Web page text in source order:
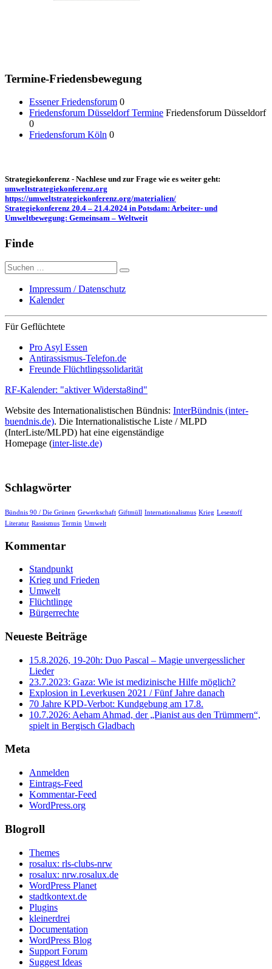
Termine-Friedensbewegung
Essener Friedensforum 0
Friedensforum Düsseldorf Termine Friedensforum Düsseldorf
0
Friedensforum Köln 0
Strategiekonferenz - Nachlese und zur Frage wie es weiter geht:
umweltstrategiekonferenz.org
https://umweltstrategiekonferenz.org/materialien/
Strategiekonferenz 20.4 – 21.4.2024 in Potsdam: Arbeiter- und
Umweltbewegung: Gemeinsam – Weltweit
Finde
Suche
nach:
Impressum / Datenschutz
Kalender
Für Geflüchtete
Pro Asyl Essen
Antirassismus-Telefon.de
Freunde Flüchtlingssolidarität
RF-Kalender: "aktiver Widersta8ind"
Website des Internationalistischen Bündnis: InterBündnis (inter-
buendnis.de). Die Internationalistische Liste / MLPD
(InterListe/MLPD) hat eine eigenständige
Homepage (inter-liste.de)
Schlagwörter
Bündnis 90 / Die Grünen Gewerkschaft Giftmüll Internationalismus Krieg Lesestoff
Literatur Rassismus Termin Umwelt
Kommentar
Standpunkt
Krieg und Frieden
Umwelt
Flüchtlinge
Bürgerrechte
Neueste Beiträge
15.8.2026, 19-20h: Duo Pascal – Magie unvergesslicher
Lieder
23.7.2023: Gaza: Wie ist medizinische Hilfe möglich?
Explosion in Leverkusen 2021 / Fünf Jahre danach
70 Jahre KPD‑Verbot: Kundgebung am 17.8.
10.7.2026: Aeham Ahmad, der „Pianist aus den Trümmern“,
spielt in Bergisch Gladbach
Meta
Anmelden
Eintrags-Feed
Kommentar-Feed
WordPress.org
Blogroll
Themes
rosalux: rls-clubs-nrw
rosalux: nrw.rosalux.de
WordPress Planet
stadtkontext.de
Plugins
kleinerdrei
Documentation
WordPress Blog
Support Forum
Suggest Ideas